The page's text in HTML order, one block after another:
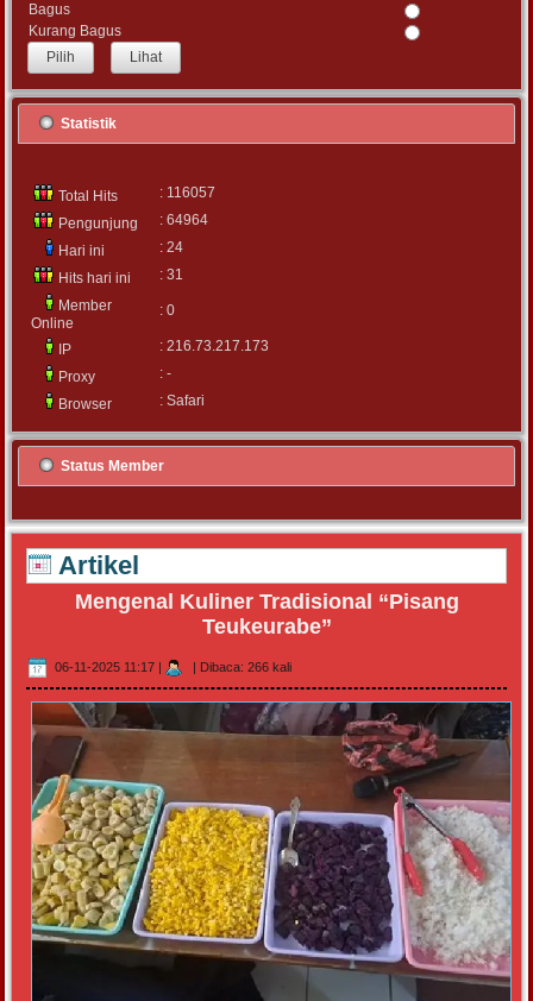
Bagus
Kurang Bagus
Lihat
Statistik
Total Hits
: 116057
Pengunjung
: 64964
Hari ini
: 24
Hits hari ini
: 31
Member
Online
: 0
IP
: 216.73.217.173
Proxy
: -
Browser
: Safari
Status Member
Artikel
Mengenal Kuliner Tradisional “Pisang
Teukeurabe”
06-11-2025 11:17 Dibaca: 266 kali